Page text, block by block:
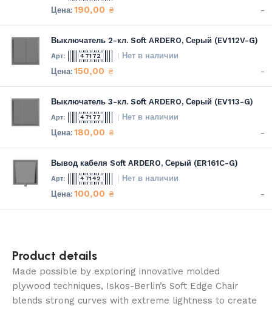
190,00 ₴ -
Выключатель 2-кл. Soft ARDERO, Серый (EV112V-G)
47172 Нет в наличии
150,00 ₴ -
Выключатель 3-кл. Soft ARDERO, Серый (EV113-G)
47177 Нет в наличии
180,00 ₴ -
Вывод кабеля Soft ARDERO, Серый (ER161C-G)
47142 Нет в наличии
100,00 ₴ -
Product details
Made possible by exploring innovative molded
plywood techniques, Iskos-Berlin’s Soft Edge Chair
blends strong curves with extreme lightness to create